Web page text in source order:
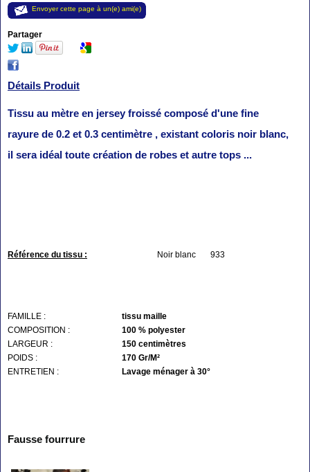
Envoyer cette page à un(e) ami(e)
Partager
Détails Produit
Tissu au mètre en jersey froissé composé d'une fine
rayure de 0.2 et 0.3 centimètre , existant coloris noir blanc,
il sera idéal toute création de robes et autre tops ...
Référence du tissu : Noir blanc 933
FAMILLE :
tissu maille
COMPOSITION :
100 % polyester
LARGEUR :
150 centimètres
POIDS :
170 Gr/M²
ENTRETIEN :
Lavage ménager à 30°
Fausse fourrure